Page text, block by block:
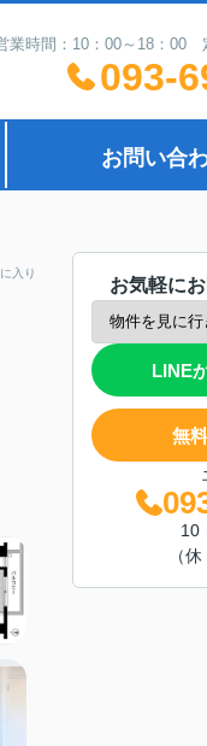
業時間：10：00～18：00
093-
お問い合
入り
お気軽に
LINE
無
10
（